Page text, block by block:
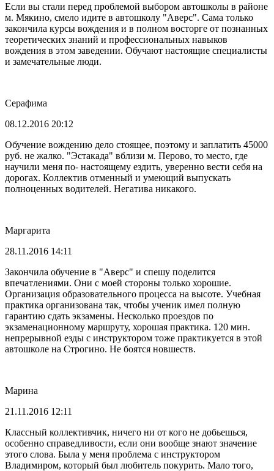
Если вы стали перед проблемой выбором автошколы в районе
м. Мякино, смело идите в автошколу "Аверс". Сама только
закончила курсы вождения и в полном восторге от познанных
теоретических знаний и профессиональных навыков
вождения в этом заведении. Обучают настоящие специалисты
и замечательные люди.
Серафима
08.12.2016 20:12
Обучение вождению дело стоящее, поэтому и заплатить 45000
руб. не жалко. "Эстакада" вблизи м. Перово, то место, где
научили меня по- настоящему ездить, уверенно вести себя на
дорогах. Коллектив отменный и умеющий выпускать
полноценных водителей. Негатива никакого.
Маргарита
28.11.2016 14:11
Закончила обучение в "Аверс" и спешу поделится
впечатлениями. Они с моей стороны только хорошие.
Организация образовательного процесса на высоте. Учебная
практика организована так, чтобы ученик имел полную
гарантию сдать экзамены. Несколько проездов по
экзаменационному маршруту, хорошая практика. 120 мин.
непрерывной езды с инструктором тоже практикуется в этой
автошколе на Строгино. Не боятся новшеств.
Марина
21.11.2016 12:11
Классный коллективчик, ничего ни от кого не добьешься,
особенно справедливости, если они вообще знают значение
этого слова. Была у меня проблема с инструктором
Владимиром, который был любитель покурить. Мало того,